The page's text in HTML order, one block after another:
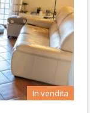
In vendita